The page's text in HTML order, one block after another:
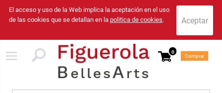
El acceso y uso de la Web implica la aceptación en el uso
de las cookies que se detallan en la politica de cookies.
0
Comprar